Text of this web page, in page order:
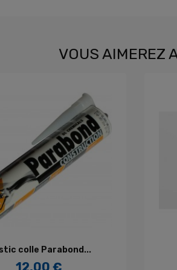
VOUS AIMEREZ
AU PANIER
colle Parabond...
12,00 €